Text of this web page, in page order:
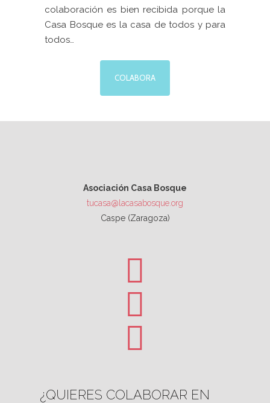
colaboración es bien recibida porque la
Casa Bosque es la casa de todos y para
todos…
COLABORA
Asociación Casa Bosque
tucasa@lacasabosque.org
Caspe (Zaragoza)
¿QUIERES COLABORAR EN